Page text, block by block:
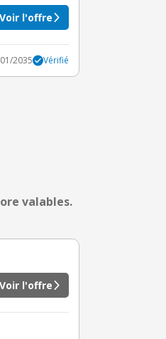
Voir l'offre
2035 Vérifié
valables.
Voir l'offre